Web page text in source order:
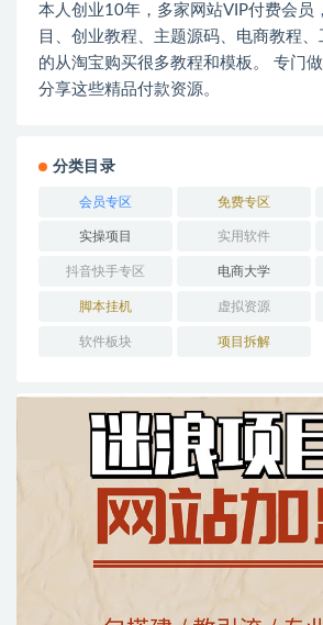
本人创业10年，多家网站VIP付费会员
目、创业教程、主题源码、电商教程
的从淘宝购买很多教程和模板。 专门
分享这些精品付款资源。
分类目录
会员专区 免费专区
实操项目 实用软件
抖音快手专区 电商大学
脚本挂机 虚拟资源
软件板块 项目拆解